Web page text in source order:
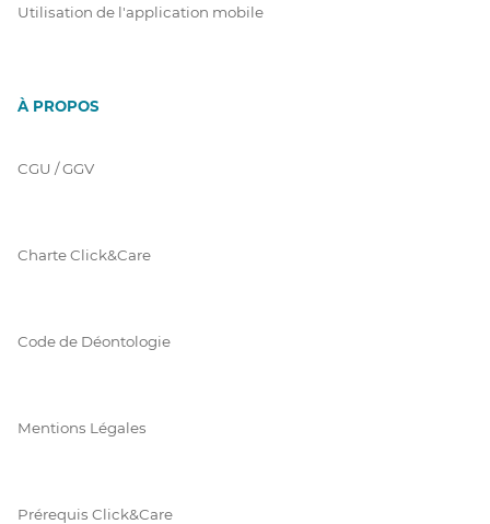
Utilisation de l'application mobile
À PROPOS
CGU / GGV
Charte Click&Care
Code de Déontologie
Mentions Légales
Prérequis Click&Care